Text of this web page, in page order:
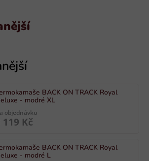
BACK ON TRACK Royal
- modré XL
objednávku
119 Kč
BACK ON TRACK Royal
- modré L